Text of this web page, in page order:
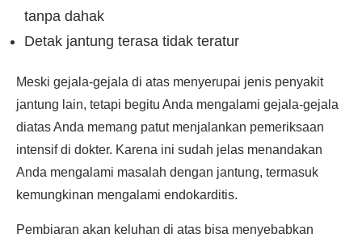
tanpa dahak
Detak jantung terasa tidak teratur
Meski gejala-gejala di atas menyerupai jenis penyakit
jantung lain, tetapi begitu Anda mengalami gejala-gejala
diatas Anda memang patut menjalankan pemeriksaan
intensif di dokter. Karena ini sudah jelas menandakan
Anda mengalami masalah dengan jantung, termasuk
kemungkinan mengalami endokarditis.
Pembiaran akan keluhan di atas bisa menyebabkan